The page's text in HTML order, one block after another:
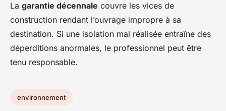
La garantie décennale couvre les vices de
construction rendant l’ouvrage impropre à sa
destination. Si une isolation mal réalisée entraîne des
déperditions anormales, le professionnel peut être
tenu responsable.
environnement